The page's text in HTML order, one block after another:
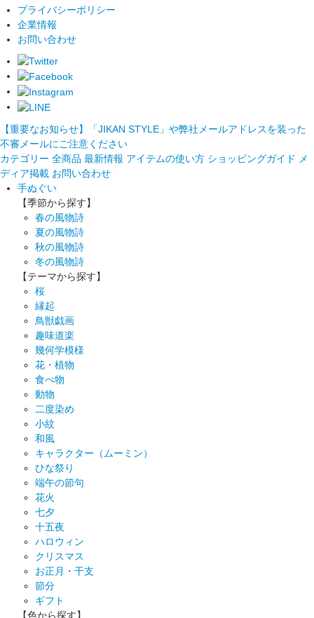
プライバシーポリシー
企業情報
お問い合わせ
【重要なお知らせ】「JIKAN STYLE」や弊社メールアドレスを装った
不審メールにご注意ください
カテゴリー 全商品 最新情報 アイテムの使い方 ショッピングガイド
メ
ディア掲載 お問い合わせ
手ぬぐい
【季節から探す】
春の風物詩
夏の風物詩
秋の風物詩
冬の風物詩
【テーマから探す】
桜
縁起
鳥獣戯画
趣味道楽
幾何学模様
花・植物
食べ物
動物
二度染め
小紋
和風
キャラクター（ムーミン）
ひな祭り
端午の節句
花火
七夕
十五夜
ハロウィン
クリスマス
お正月・干支
節分
ギフト
【色から探す】